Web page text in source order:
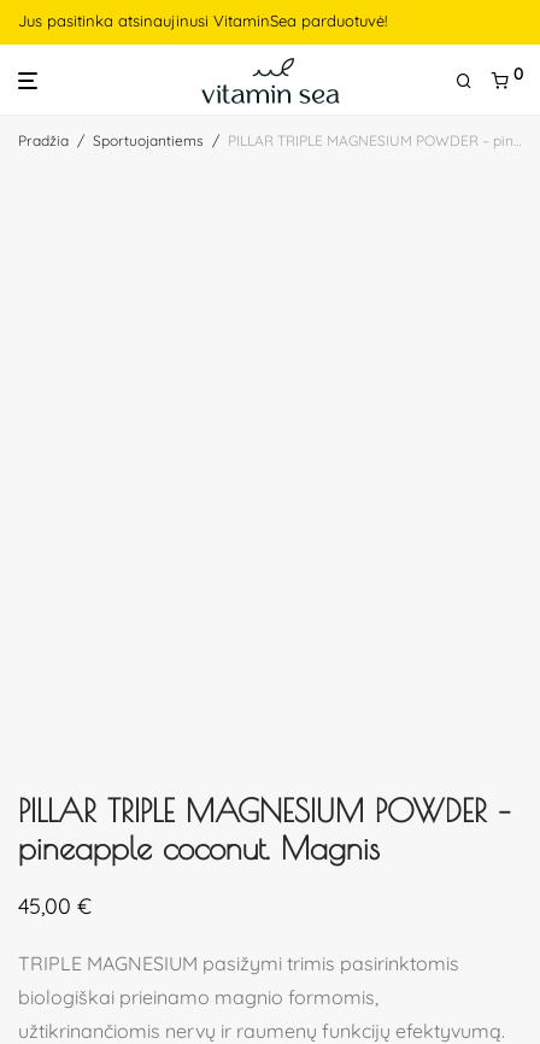
Jus pasitinka atsinaujinusi VitaminSea parduotuvė!
0
Pradžia / Sportuojantiems / PILLAR TRIPLE MAGNESIUM POWDER – pineapple coconut. Magnis
PILLAR TRIPLE MAGNESIUM POWDER –
pineapple coconut. Magnis
45,00 €
TRIPLE MAGNESIUM pasižymi trimis pasirinktomis
biologiškai prieinamo magnio formomis,
užtikrinančiomis nervų ir raumenų funkcijų efektyvumą.